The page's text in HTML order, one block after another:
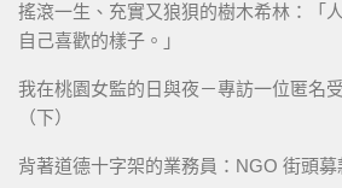
搖滾一生、充實又狼狽的樹木希林：「
自己喜歡的樣子。」
我在桃園女監的日與夜－專訪一位匿名
（下）
背著道德十字架的業務員：NGO 街頭募